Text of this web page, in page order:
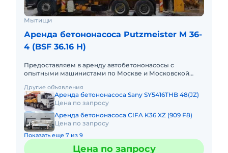
Мытищи
Аренда бетононасоса Putzmeister M 36-
4 (BSF 36.16 H)
Предоставляем в аренду автобетононасосы с
опытными машинистами по Москве и Московской
краткосрочный (почасовой, посменн
Другие объявления
Аренда бетононасоса Sany SY5416THB 48(JZ)
Цена по запросу
Аренда бетононасоса CIFA K36 XZ (909 F8)
Цена по запросу
Показать еще 7 из 9
Цена по запросу